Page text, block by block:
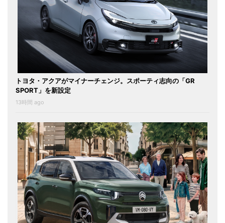
トヨタ・アクアがマイナーチェンジ。スポーティ志向の「GR
SPORT」を新設定
13時間 ago